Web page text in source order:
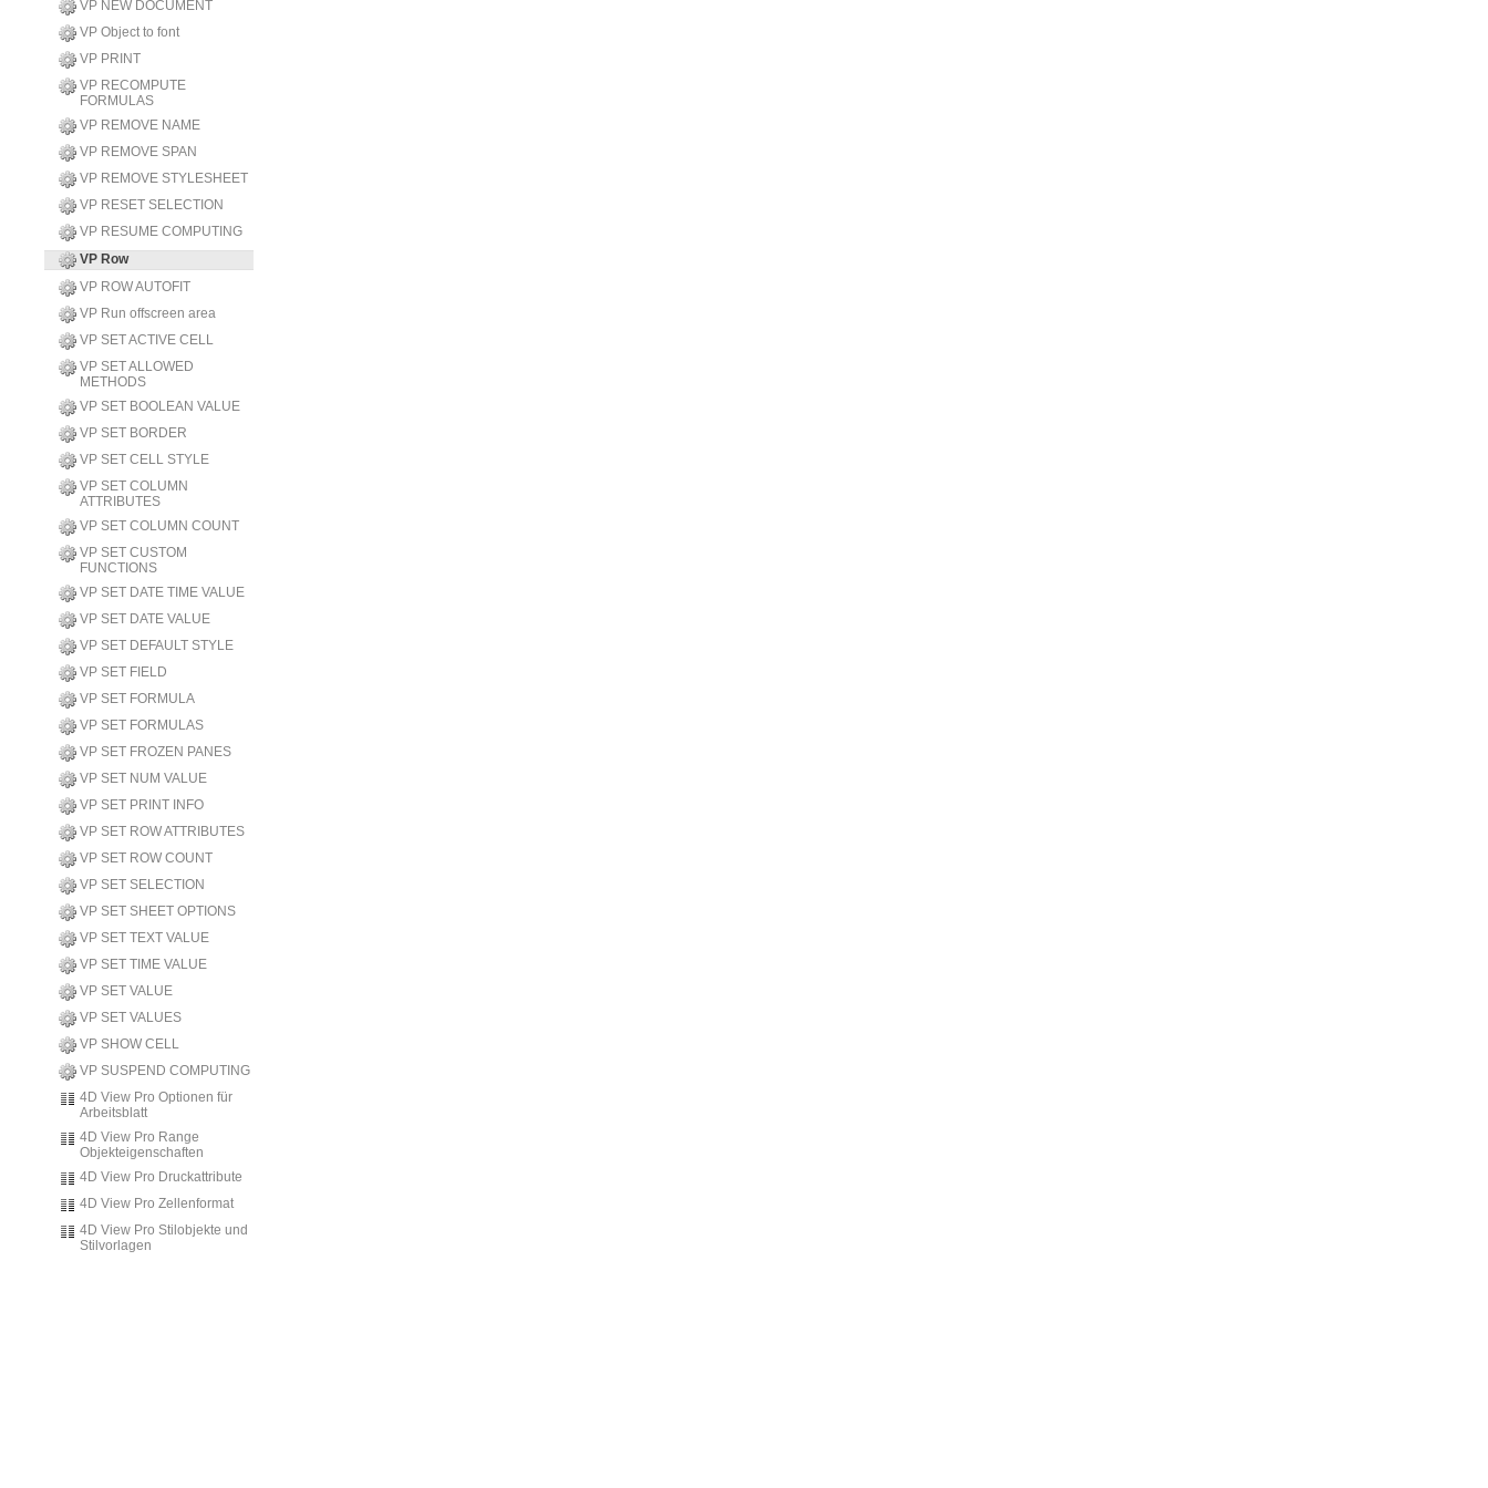
VP NEW DOCUMENT
VP Object to font
VP PRINT
VP RECOMPUTE
FORMULAS
VP REMOVE NAME
VP REMOVE SPAN
VP REMOVE STYLESHEET
VP RESET SELECTION
VP RESUME COMPUTING
VP Row
VP ROW AUTOFIT
VP Run offscreen area
VP SET ACTIVE CELL
VP SET ALLOWED
METHODS
VP SET BOOLEAN VALUE
VP SET BORDER
VP SET CELL STYLE
VP SET COLUMN
ATTRIBUTES
VP SET COLUMN COUNT
VP SET CUSTOM
FUNCTIONS
VP SET DATE TIME VALUE
VP SET DATE VALUE
VP SET DEFAULT STYLE
VP SET FIELD
VP SET FORMULA
VP SET FORMULAS
VP SET FROZEN PANES
VP SET NUM VALUE
VP SET PRINT INFO
VP SET ROW ATTRIBUTES
VP SET ROW COUNT
VP SET SELECTION
VP SET SHEET OPTIONS
VP SET TEXT VALUE
VP SET TIME VALUE
VP SET VALUE
VP SET VALUES
VP SHOW CELL
VP SUSPEND COMPUTING
4D View Pro Optionen für
Arbeitsblatt
4D View Pro Range
Objekteigenschaften
4D View Pro Druckattribute
4D View Pro Zellenformat
4D View Pro Stilobjekte und
Stilvorlagen